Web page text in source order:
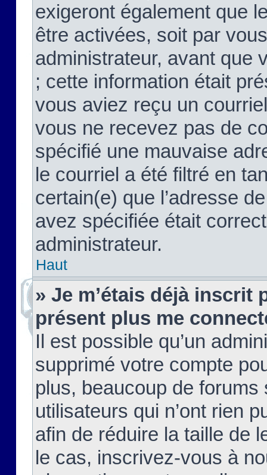
exigeront également que
être activées, soit par
administrateur, avant que
; cette information était
vous aviez reçu un
vous ne recevez pas de
spécifié une mauvaise
le courriel a été filtré en
certain(e) que l’adresse
avez spécifiée était
administrateur.
Haut
» Je m’étais déjà inscrit
présent plus me
Il est possible qu’un
supprimé votre compte
plus, beaucoup de
utilisateurs qui n’ont rien
afin de réduire la taille de
le cas, inscrivez-vous à